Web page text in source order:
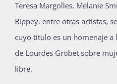
Teresa Margolles, Melanie
Rippey, entre otras artistas,
cuyo título es un homenaje a
de Lourdes Grobet sobre
libre.